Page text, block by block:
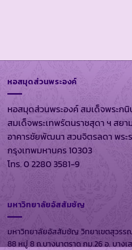
หอสมุดส่วนพระองค์
หอสมุดส่วนพระองค์ สมเด็จพระกนิ
สมเด็จพระเทพรัตนราชสุดา ฯ สยา
อาคารชัยพัฒนา สวนจิตรลดา พระ
กรุงเทพมหานคร 10303
โทร. 0 2280 3581-9
มหาวิทยาลัยอัสสัมชัญ
มหาวิทยาลัยอัสสัมชัญ วิทยาเขตสุวรร
88 หมู่ 8 ถ.บางนาตราด กม.26 อ. บางเ